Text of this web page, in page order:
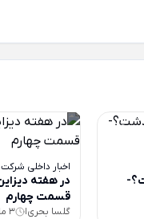
گذشت؟-
اخبار داخلی شرکت
قسمت چهارم
گلسا بحری| 3 ماه پیش